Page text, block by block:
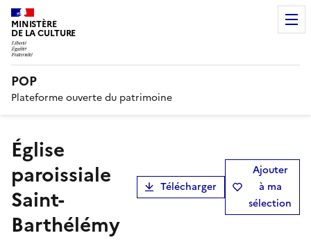
MINISTÈRE
DE LA CULTURE
POP
Plateforme ouverte du patrimoine
Église
paroissiale
Saint-
Barthélémy
Télécharger
Ajouter
à ma
sélection